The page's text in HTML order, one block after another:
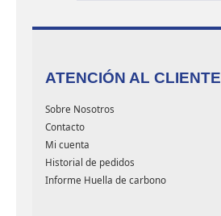
ATENCIÓN AL CLIENTE
Sobre Nosotros
Contacto
Mi cuenta
Historial de pedidos
Informe Huella de carbono